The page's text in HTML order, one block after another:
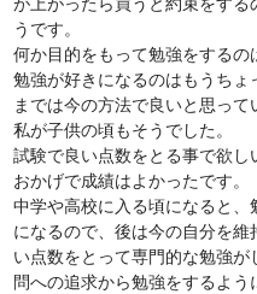
が上がったら買うと約束をする
うです。
何か目的をもって勉強をするの
勉強が好きになるのはもうち
までは今の方法で良いと思って
私が子供の頃もそうでした。
試験で良い点数をとる事で欲
おかげで成績はよかったです。
中学や高校に入る頃になると、
になるので、後は今の自分を
い点数をとって専門的な勉強
問への追求から勉強をするよう